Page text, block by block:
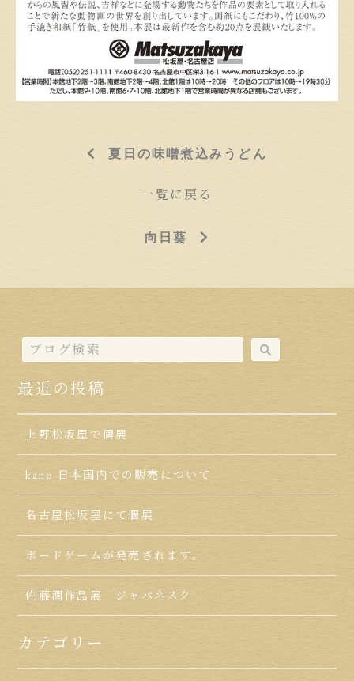
夏日の味噌煮込みうどん
一覧に戻る
向日葵
最近の投稿
上野松坂屋で個展
kano 日本国内での販売について
名古屋松坂屋にて個展
ボードゲームが発売されます。
佐藤潤作品展 ジャパネスク
カテゴリー